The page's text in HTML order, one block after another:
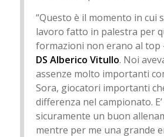
“Questo è il momento in cui
lavoro fatto in palestra per
formazioni non erano al top
DS Alberico Vitullo. Noi
assenze molto importanti
Sora, giocatori importanti
differenza nel campionato.
sicuramente un buon
mentre per me una grande